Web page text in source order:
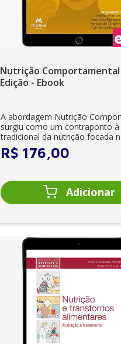
Nutrição Comportamental
Edição - Ebook
A abordagem Nutrição
surgiu como um contraponto à
tradicional da nutrição focada
aspectos bioló...
R$ 176,00